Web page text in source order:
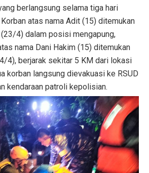
berlangsung selama tiga hari
atas nama Adit (15) ditemukan
4) dalam posisi mengapung,
nama Dani Hakim (15) ditemukan
4), berjarak sekitar 5 KM dari lokasi
korban langsung dievakuasi ke RSUD
kendaraan patroli kepolisian.